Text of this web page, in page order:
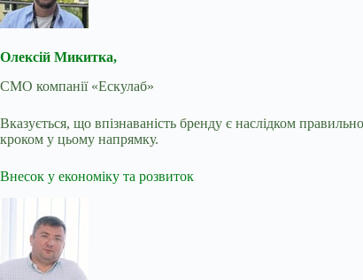
Олексій Микитка,
CMO компанії «Ескулаб»
Вказується, що впізнаваність бренду є наслідком
кроком у цьому напрямку.
Внесок у економіку та розвиток